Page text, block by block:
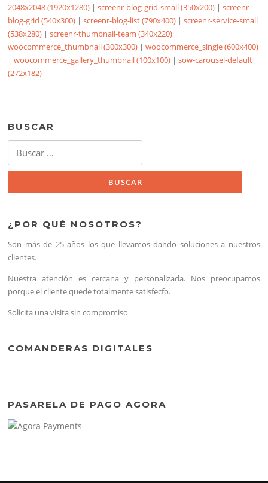
2048x2048 (1920x1280) |screenr-blog-grid-small (350x200) |screenr-
blog-grid (540x300) |screenr-blog-list (790x400) |screenr-service-small
(538x280) |screenr-thumbnail-team (340x220) |
woocommerce_thumbnail (300x300) |woocommerce_single (600x400)
|woocommerce_gallery_thumbnail (100x100) |sow-carousel-default
(272x182)
BUSCAR
¿POR QUÉ NOSOTROS?
Son más de 25 años los que llevamos dando soluciones a nuestros
clientes.
Nuestra atención es cercana y personalizada. Nos preocupamos
porque el cliente quede totalmente satisfecfo.
Solicita una visita sin compromiso
COMANDERAS DIGITALES
PASARELA DE PAGO AGORA